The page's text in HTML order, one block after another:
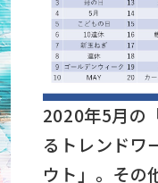
2020年5月の
るトレンドワ
ウト」。その